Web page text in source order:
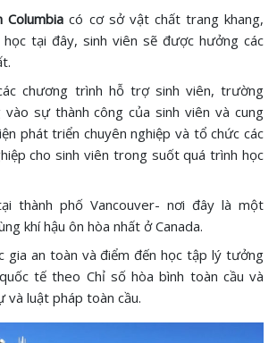
có cơ sở vật chất trang khang,
học tại đây, sinh viên sẽ được hưởng các
chương trình hỗ trợ sinh viên, trường
sự thành công của sinh viên và cung
phát triển chuyên nghiệp và tổ chức các
cho sinh viên trong suốt quá trình học
thành phố Vancouver- nơi đây là một
khí hậu ôn hòa nhất ở Canada.
gia an toàn và điểm đến học tập lý tưởng
tế theo Chỉ số hòa bình toàn cầu và
và luật pháp toàn cầu.